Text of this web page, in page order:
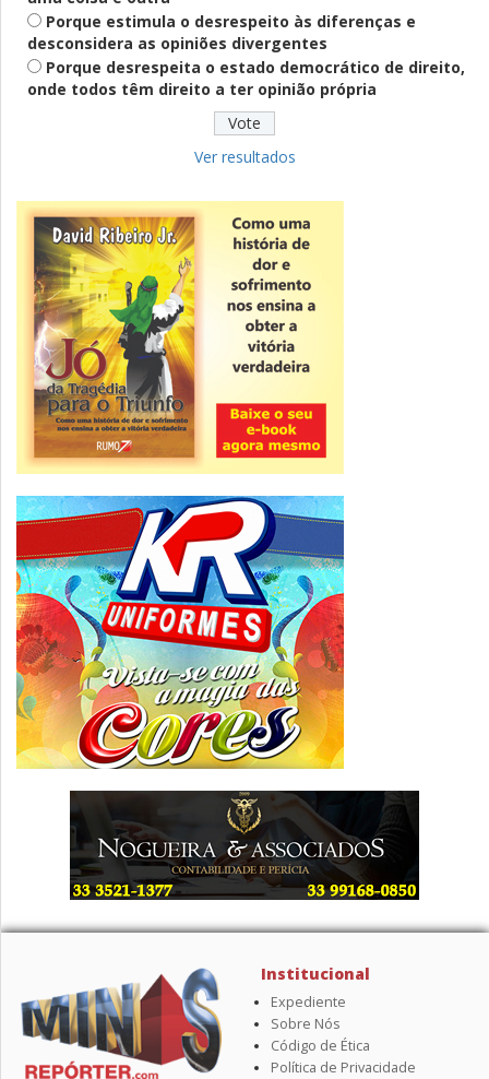
PT lança Patrus Ananias como candidato
ao governo de Minas Gerais
Fies: pré-selecionados têm até terça
para complementar informações
Novidade
CNPJ alfanumérico começa a ser emitido
nesta sexta
ver todas »
Porque estimula o desrespeito às diferenças e
desconsidera as opiniões divergentes
Porque desrespeita o estado democrático de direito,
onde todos têm direito a ter opinião própria
Ver resultados
Institucional
Expediente
Sobre Nós
Código de Ética
Política de Privacidade